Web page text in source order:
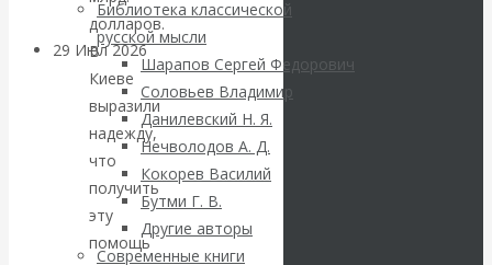
Библиотека классической
русской мысли
Шарапов Сергей Федорович
Соловьев Владимир
Данилевский Н. Я.
Нечволодов А. Д.
Кокорев Василий
Бутми Г. В.
Другие авторы
Современные книги
29 Июл 2026Мировая
финансовая олигархия
Валентин
Катасонов.
«Мировые
долларов.
В
Киеве
выразили
надежду,
что
получить
эту
помощь